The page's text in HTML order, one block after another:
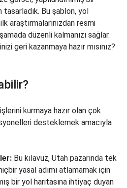
tasarladık. Bu şablon, yol
araştırmalarınızdan resmi
düzenli kalmanızı sağlar.
geri kazanmaya hazır mısınız?
kurmaya hazır olan çok
desteklemek amacıyla
Bu kılavuz, Utah pazarında tek
yasal adımı atlamamak için
bir yol haritasına ihtiyaç duyan